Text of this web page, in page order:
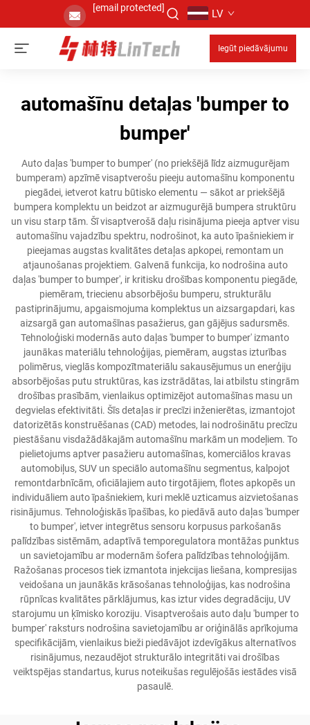
[email protected] LV
Iegūt piedāvājumu
automašīnu detaļas 'bumper to
bumper'
Auto daļas 'bumper to bumper' (no priekšējā līdz aizmugurējam
bumperam) apzīmē visaptverošu pieeju automašīnu komponentu
piegādei, ietverot katru būtisko elementu — sākot ar priekšējā
bumpera komplektu un beidzot ar aizmugurējā bumpera struktūru
un visu starp tām. Šī visaptverošā daļu risinājuma pieeja aptver visu
automašīnu vajadzību spektru, nodrošinot, ka auto īpašniekiem ir
pieejamas augstas kvalitātes detaļas apkopei, remontam un
atjaunošanas projektiem. Galvenā funkcija, ko nodrošina auto
daļas 'bumper to bumper', ir kritisku drošības komponentu piegāde,
piemēram, triecienu absorbējošu bumperu, strukturālu
pastiprinājumu, apgaismojuma komplektus un aizsargapdari, kas
aizsargā gan automašīnas pasažierus, gan gājējus sadursmēs.
Tehnoloģiski modernās auto daļas 'bumper to bumper' izmanto
jaunākas materiālu tehnoloģijas, piemēram, augstas izturības
polimērus, vieglās kompozītmateriālu sakausējumus un enerģiju
absorbējošas putu struktūras, kas izstrādātas, lai atbilstu stingrām
drošības prasībām, vienlaikus optimizējot automašīnas masu un
degvielas efektivitāti. Šīs detaļas ir precīzi inženierētas, izmantojot
datorizētās konstruēšanas (CAD) metodes, lai nodrošinātu precīzu
piestāšanu visdažādākajām automašīnu markām un modeļiem. To
pielietojums aptver pasažieru automašīnas, komerciālos kravas
automobiļus, SUV un speciālo automašīnu segmentus, kalpojot
remontdarbnīcām, oficiālajiem auto tirgotājiem, flotes apkopēs un
individuāliem auto īpašniekiem, kuri meklē uzticamus aizvietošanas
risinājumus. Tehnoloģiskās īpašības, ko piedāvā auto daļas 'bumper
to bumper', ietver integrētus sensoru korpusus parkošanās
palīdzības sistēmām, adaptīvā temporegulatora montāžas punktus
un savietojamību ar modernām šofera palīdzības tehnoloģijām.
Ražošanas procesos tiek izmantota injekcijas liešana, kompresijas
veidošana un jaunākās krāsošanas tehnoloģijas, kas nodrošina
rūpnīcas kvalitātes pārklājumus, kas iztur vides degradāciju, UV
starojumu un ķīmisko koroziju. Visaptverošais auto daļu 'bumper to
bumper' raksturs nodrošina savietojamību ar oriģinālās aprīkojuma
specifikācijām, vienlaikus bieži piedāvājot izdevīgākus alternatīvos
risinājumus, nezaudējot strukturālo integritāti vai drošības
veiktspējas standartus, kurus noteikušas regulējošās iestādes visā
pasaulē.